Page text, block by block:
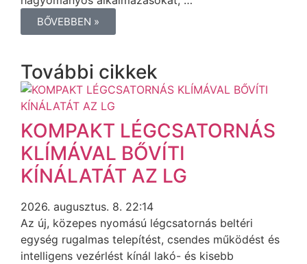
BŐVEBBEN »
További cikkek
KOMPAKT LÉGCSATORNÁS
KLÍMÁVAL BŐVÍTI
KÍNÁLATÁT AZ LG
2026. augusztus. 8. 22:14
Az új, közepes nyomású légcsatornás beltéri
egység rugalmas telepítést, csendes működést és
intelligens vezérlést kínál lakó- és kisebb